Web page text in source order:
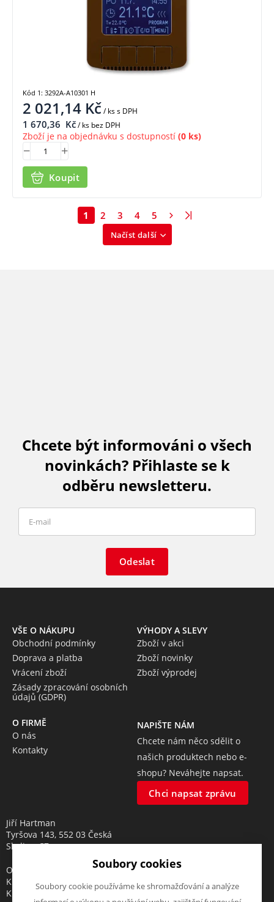
2 021,14 Kč/ kss DPH
1 670,36 Kč/ ks bez DPH
Zboží je na objednávku s dostupností (0 ks)
Koupit
Kód 1: 3292A-A10301 H
Načíst další
1 2 3 4 5
Chcete být informováni o všech
novinkách? Přihlaste se k
odběru newsletteru.
Odeslat
VŠE O NÁKUPU
Obchodní podmínky
Doprava a platba
Vrácení zboží
Zásady zpracování osobních
údajů (GDPR)
VÝHODY A SLEVY
Zboží v akci
Zboží novinky
Zboží výprodej
O FIRMĚ
O nás
Kontakty
NAPIŠTE NÁM
Chcete nám něco sdělit o
našich produktech nebo e-
shopu? Neváhejte napsat.
Chci napsat zprávu
Jiří Hartman
Tyršova 143, 552 03 Česká
Skalice, CZ
Obchodní rejstřík vedený u
Krajského soudu v Hradci
Králové, oddíl A, vložka 18553
Soubory cookies
Soubory cookie používáme ke shromažďování a analýze